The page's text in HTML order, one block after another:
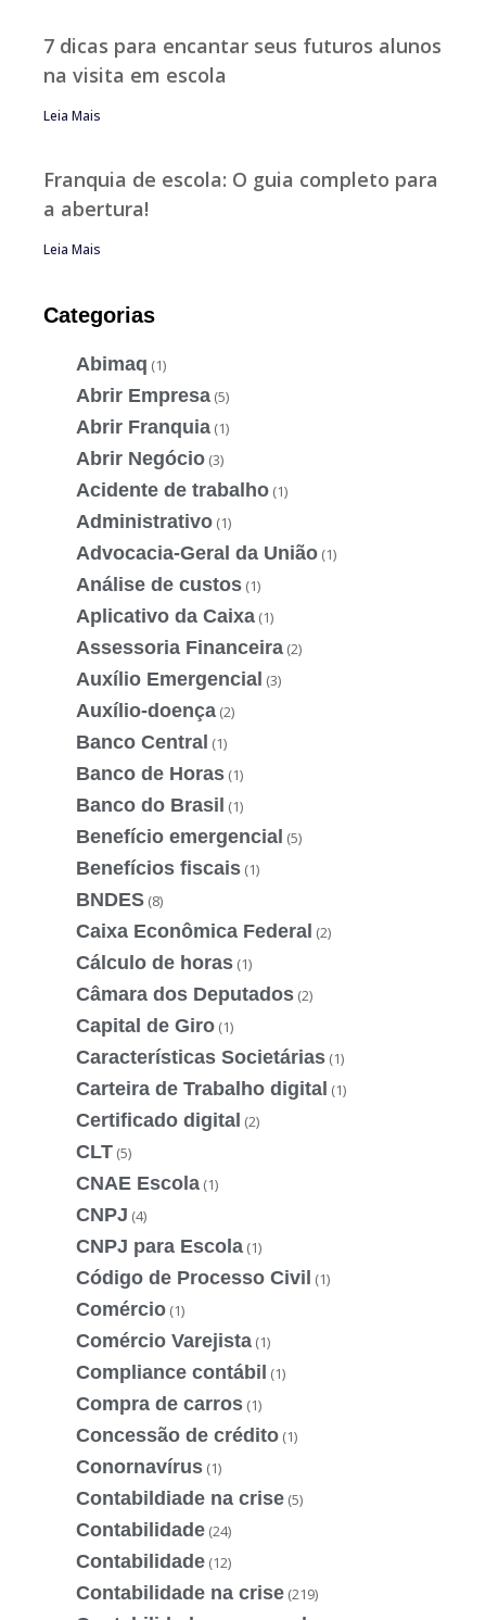
7 dicas para encantar seus futuros alunos
na visita em escola
Leia Mais
Franquia de escola: O guia completo para
a abertura!
Leia Mais
Categorias
Abimaq (1)
Abrir Empresa (5)
Abrir Franquia (1)
Abrir Negócio (3)
Acidente de trabalho (1)
Administrativo (1)
Advocacia-Geral da União (1)
Análise de custos (1)
Aplicativo da Caixa (1)
Assessoria Financeira (2)
Auxílio Emergencial (3)
Auxílio-doença (2)
Banco Central (1)
Banco de Horas (1)
Banco do Brasil (1)
Benefício emergencial (5)
Benefícios fiscais (1)
BNDES (8)
Caixa Econômica Federal (2)
Cálculo de horas (1)
Câmara dos Deputados (2)
Capital de Giro (1)
Características Societárias (1)
Carteira de Trabalho digital (1)
Certificado digital (2)
CLT (5)
CNAE Escola (1)
CNPJ (4)
CNPJ para Escola (1)
Código de Processo Civil (1)
Comércio (1)
Comércio Varejista (1)
Compliance contábil (1)
Compra de carros (1)
Concessão de crédito (1)
Conornavírus (1)
Contabildiade na crise (5)
Contabilidade (24)
Contabilidade (12)
Contabilidade na crise (219)